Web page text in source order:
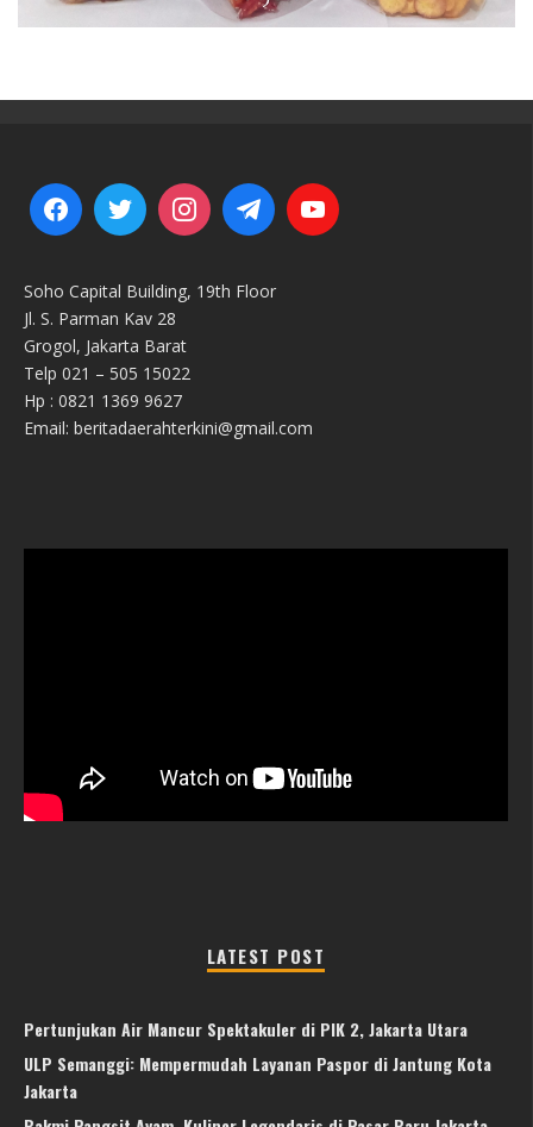
Soho Capital Building, 19th Floor
Jl. S. Parman Kav 28
Grogol, Jakarta Barat
Telp 021 – 505 15022
Hp : 0821 1369 9627
Email: beritadaerahterkini@gmail.com
LATEST POST
Pertunjukan Air Mancur Spektakuler di PIK 2, Jakarta Utara
ULP Semanggi: Mempermudah Layanan Paspor di Jantung Kota
Jakarta